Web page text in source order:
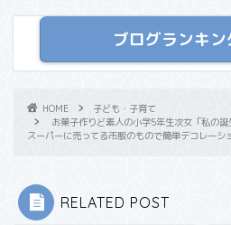
ブログランキ
HOME
子ども・子育て
お菓子作りど素人の小学5年生次女「私の
スーパーに売ってる市販のもので簡単デコレーシ
RELATED POST